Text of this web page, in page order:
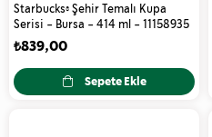
Starbucks® Şehir Temalı Kupa
Serisi - Bursa - 414 ml - 11158935
₺839,00
Sepete Ekle